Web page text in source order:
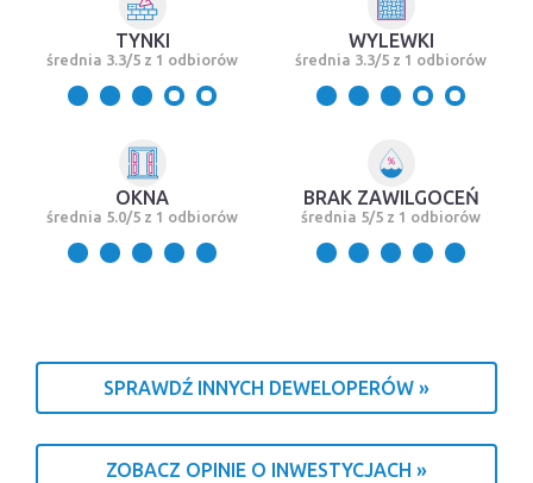
TYNKI
średnia 3.3/5 z 1 odbiorów
WYLEWKI
średnia 3.3/5 z 1 odbiorów
OKNA
średnia 5.0/5 z 1 odbiorów
BRAK ZAWILGOCEŃ
średnia 5/5 z 1 odbiorów
SPRAWDŹ INNYCH DEWELOPERÓW »
ZOBACZ OPINIE O INWESTYCJACH »